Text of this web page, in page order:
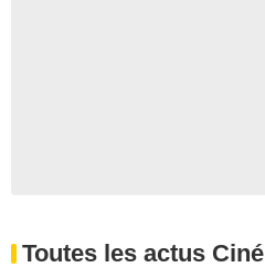
Toutes les actus Ciné